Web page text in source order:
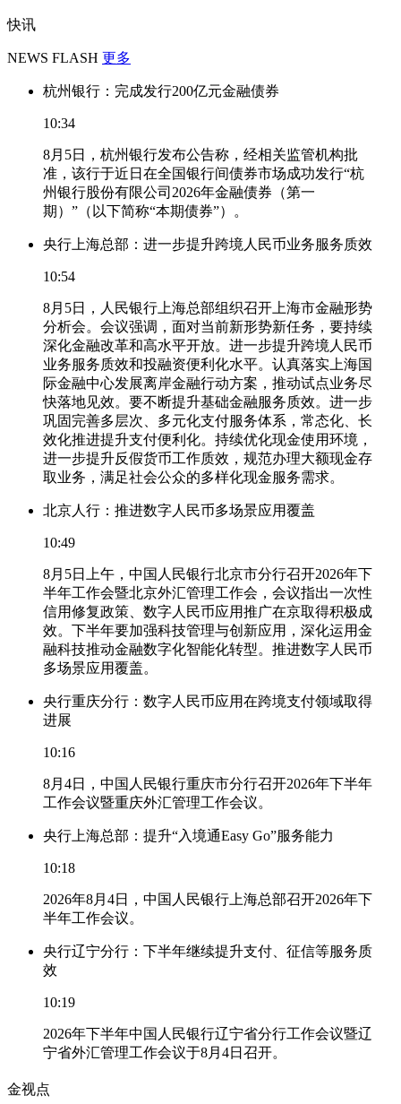
快讯
NEWS FLASH 更多
杭州银行：完成发行200亿元金融债券
10:34
8月5日，杭州银行发布公告称，经相关监管机构批
准，该行于近日在全国银行间债券市场成功发行“杭
州银行股份有限公司2026年金融债券（第一
期）”（以下简称“本期债券”）。
央行上海总部：进一步提升跨境人民币业务服务质效
10:54
8月5日，人民银行上海总部组织召开上海市金融形势
分析会。会议强调，面对当前新形势新任务，要持续
深化金融改革和高水平开放。进一步提升跨境人民币
业务服务质效和投融资便利化水平。认真落实上海国
际金融中心发展离岸金融行动方案，推动试点业务尽
快落地见效。要不断提升基础金融服务质效。进一步
巩固完善多层次、多元化支付服务体系，常态化、长
效化推进提升支付便利化。持续优化现金使用环境，
进一步提升反假货币工作质效，规范办理大额现金存
取业务，满足社会公众的多样化现金服务需求。
北京人行：推进数字人民币多场景应用覆盖
10:49
8月5日上午，中国人民银行北京市分行召开2026年下
半年工作会暨北京外汇管理工作会，会议指出一次性
信用修复政策、数字人民币应用推广在京取得积极成
效。下半年要加强科技管理与创新应用，深化运用金
融科技推动金融数字化智能化转型。推进数字人民币
多场景应用覆盖。
央行重庆分行：数字人民币应用在跨境支付领域取得
进展
10:16
8月4日，中国人民银行重庆市分行召开2026年下半年
工作会议暨重庆外汇管理工作会议。
央行上海总部：提升“入境通Easy Go”服务能力
10:18
2026年8月4日，中国人民银行上海总部召开2026年下
半年工作会议。
央行辽宁分行：下半年继续提升支付、征信等服务质
效
10:19
2026年下半年中国人民银行辽宁省分行工作会议暨辽
宁省外汇管理工作会议于8月4日召开。
金视点